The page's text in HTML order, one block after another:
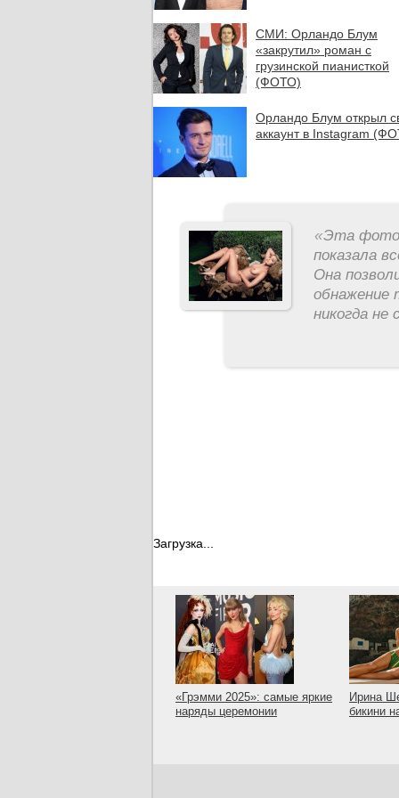
СМИ: Орландо Блум
«закрутил» роман с
грузинской пианисткой
(ФОТО)
Орландо Блум открыл
аккаунт в Instagram
«Эта
показала
Она
обнажение
никогда не
Загрузка...
«Грэмми 2025»: самые яркие
наряды церемонии
Ирина
бикини